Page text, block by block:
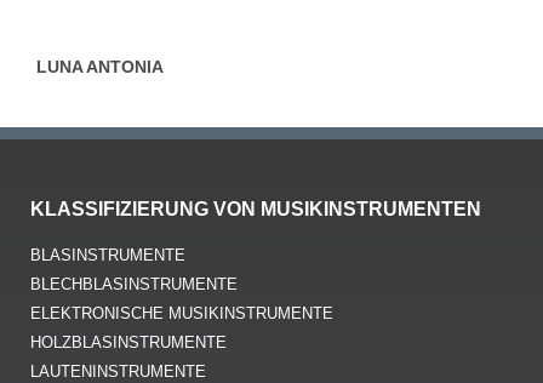
LUNA ANTONIA
KLASSIFIZIERUNG VON MUSIKINSTRUMENTEN
BLASINSTRUMENTE
BLECHBLASINSTRUMENTE
ELEKTRONISCHE MUSIKINSTRUMENTE
HOLZBLASINSTRUMENTE
LAUTENINSTRUMENTE